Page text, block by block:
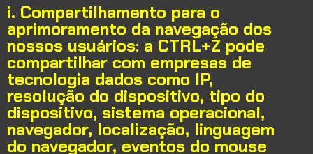
i. Compartilhamento para o
aprimoramento da navegação dos
nossos usuários: a CTRL+Z pode
compartilhar com empresas de
tecnologia dados como IP,
resolução do dispositivo, tipo do
dispositivo, sistema operacional,
navegador, localização, linguagem
do navegador, eventos do mouse